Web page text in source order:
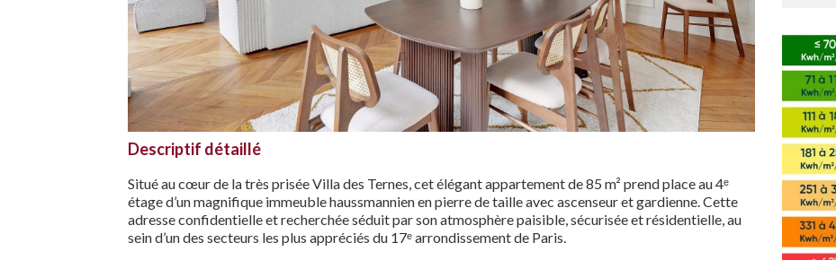
Descriptif détaillé
Situé au cœur de la très prisée Villa des Ternes, cet élégant appartement de 85 m² prend place au 4ᵉ
étage d’un magnifique immeuble haussmannien en pierre de taille avec ascenseur et gardienne. Cette
adresse confidentielle et recherchée séduit par son atmosphère paisible, sécurisée et résidentielle, au
sein d’un des secteurs les plus appréciés du 17ᵉ arrondissement de Paris.